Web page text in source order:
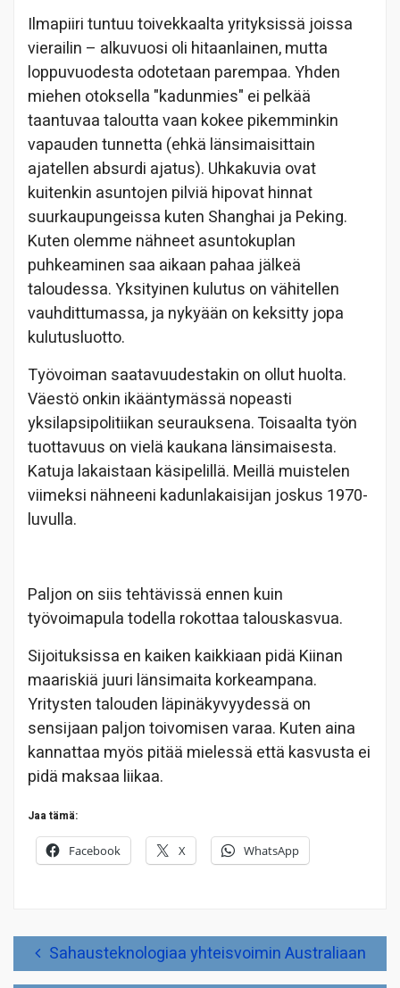
Ilmapiiri tuntuu toivekkaalta yrityksissä joissa
vierailin – alkuvuosi oli hitaanlainen, mutta
loppuvuodesta odotetaan parempaa. Yhden
miehen otoksella "kadunmies" ei pelkää
taantuvaa taloutta vaan kokee pikemminkin
vapauden tunnetta (ehkä länsimaisittain
ajatellen absurdi ajatus). Uhkakuvia ovat
kuitenkin asuntojen pilviä hipovat hinnat
suurkaupungeissa kuten Shanghai ja Peking.
Kuten olemme nähneet asuntokuplan
puhkeaminen saa aikaan pahaa jälkeä
taloudessa. Yksityinen kulutus on vähitellen
vauhdittumassa, ja nykyään on keksitty jopa
kulutusluotto.
Työvoiman saatavuudestakin on ollut huolta.
Väestö onkin ikääntymässä nopeasti
yksilapsipolitiikan seurauksena. Toisaalta työn
tuottavuus on vielä kaukana länsimaisesta.
Katuja lakaistaan käsipelillä. Meillä muistelen
viimeksi nähneeni kadunlakaisijan joskus 1970-
luvulla.
Paljon on siis tehtävissä ennen kuin
työvoimapula todella rokottaa talouskasvua.
Sijoituksissa en kaiken kaikkiaan pidä Kiinan
maariskiä juuri länsimaita korkeampana.
Yritysten talouden läpinäkyvyydessä on
sensijaan paljon toivomisen varaa. Kuten aina
kannattaa myös pitää mielessä että kasvusta ei
pidä maksaa liikaa.
Jaa tämä:
Facebook X WhatsApp
ArtikkelienSahausteknologiaa yhteisvoimin Australiaan